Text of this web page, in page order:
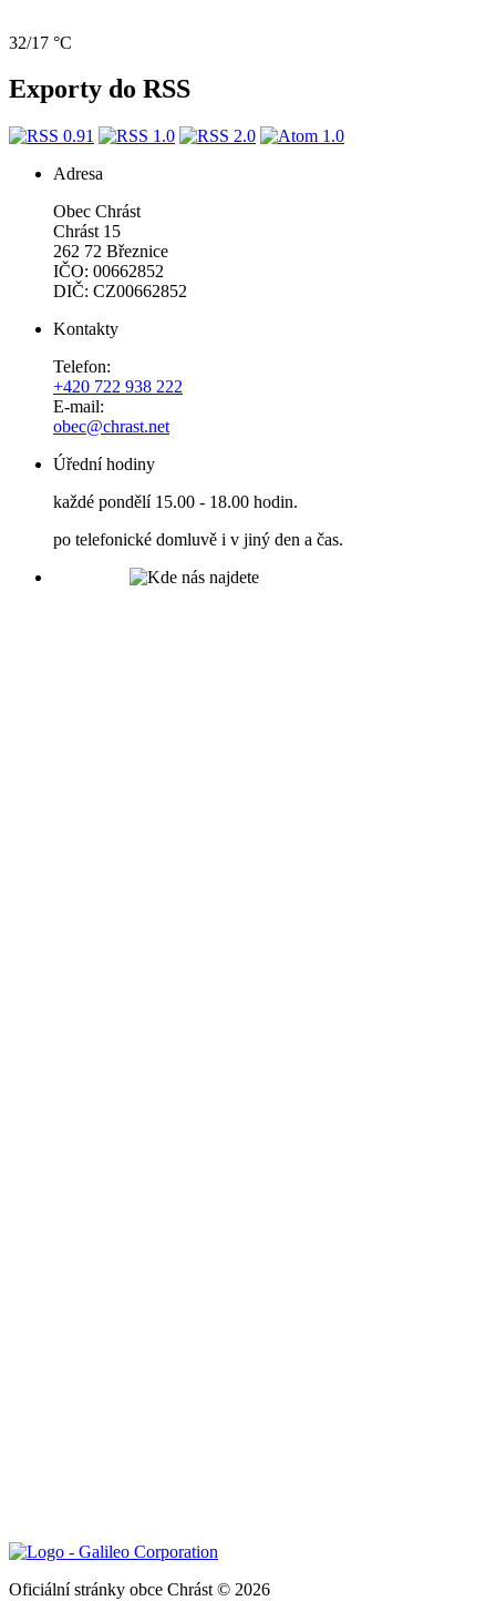
32/17 °C
Exporty do RSS
Adresa
Obec Chrást
Chrást 15
262 72 Březnice
IČO: 00662852
DIČ: CZ00662852
Kontakty
Telefon:
+420 722 938 222
E-mail:
obec@chrast.net
Úřední hodiny
každé pondělí 15.00 - 18.00 hodin.
po telefonické domluvě i v jiný den a čas.
Oficiální stránky obce Chrást © 2026